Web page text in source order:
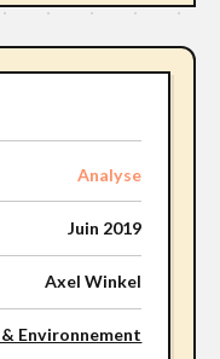
Analyse
Juin 2019
Axel Winkel
Environnement